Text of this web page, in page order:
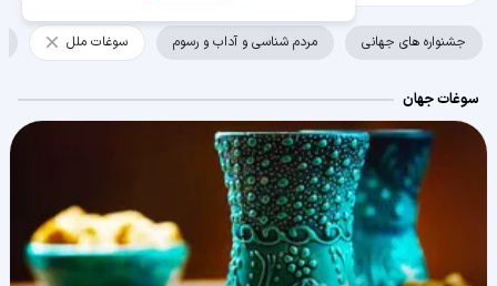
جشنواره های جهانی مردم شناسی و آداب و رسوم سوغات ملل
سوغات جهان